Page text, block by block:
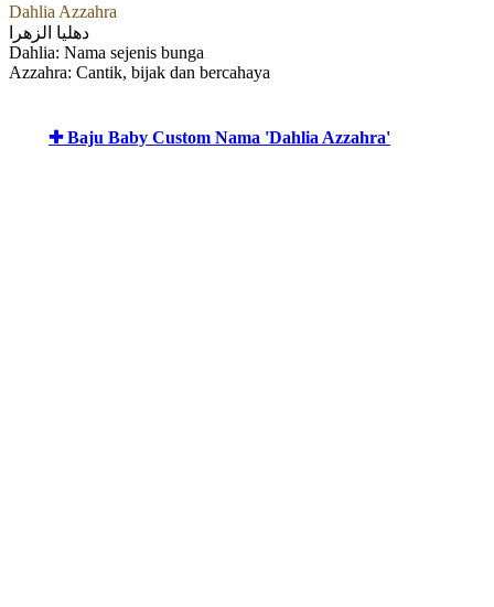
Dahlia Azzahra
دهليا الزهرا
Dahlia: Nama sejenis bunga
Azzahra: Cantik, bijak dan bercahaya
✚ Baju Baby Custom Nama 'Dahlia Azzahra'